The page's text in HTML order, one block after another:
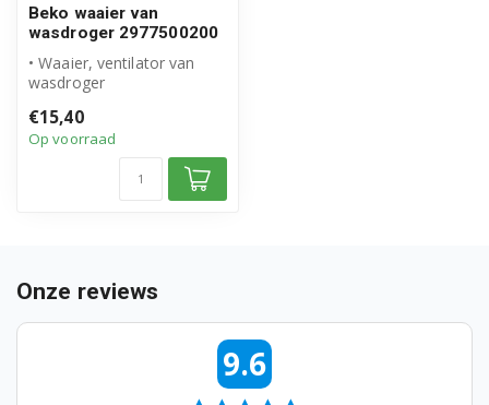
DPY7405XHW3 7188285040
DPY7406GXB3 7188286880
DPY7505GXB2 7188286990
DPY8305X 7188872800
DPY8404X 7188285910
DPY8505GXB2 7188286960
DPY8506GXB1 7188284350
Beko waaier van
wasdroger 2977500200
• Waaier, ventilator van
wasdroger
• Artikelnummer: 2...
€15,40
Op voorraad
Onze reviews
9.6